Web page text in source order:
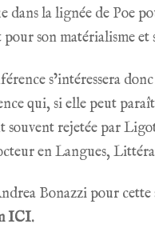
dans la lignée de Poe
son matérialisme et
s’intéressera
qui, si elle peut
souvent rejetée par
en Langues,
Bonazzi pour
ICI.